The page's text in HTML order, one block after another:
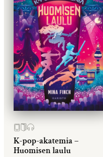
K-pop-akatemia –
Huomisen laulu